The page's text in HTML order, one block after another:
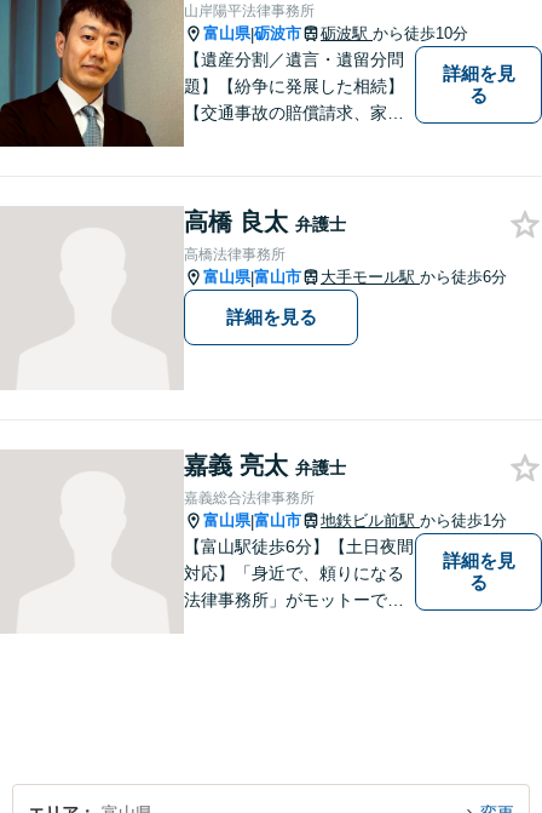
山岸陽平法律事務所
富山県|砺波市 砺波駅 から徒歩10分
【遺産分割／遺言・遺留分問
題】【紛争に発展した相続】
【交通事故の賠償請求、家族
交渉などの代理人活動を行い
ます。顧問契約先の法律相
談、個人の方の法律相談対応
も。
詳細を見
る
高橋 良太 弁護士
高橋法律事務所
富山県|富山市 大手モール駅 から徒歩6分
詳細を見る
嘉義 亮太 弁護士
嘉義総合法律事務所
富山県|富山市 地鉄ビル前駅 から徒歩1分
【富山駅徒歩6分】【土日夜間
対応】「身近で、頼りになる
法律事務所」がモットーで
詳細を見
る